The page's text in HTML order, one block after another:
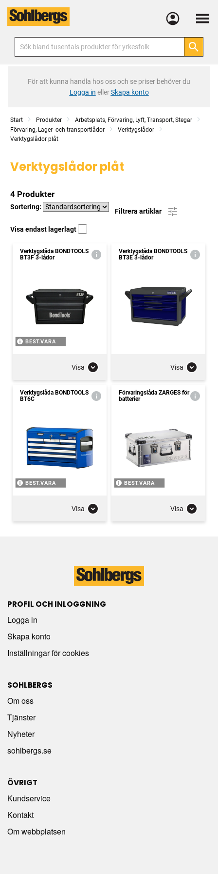
Meny
För att kunna handla hos oss och se priser behöver du
Logga in ellerSkapa konto
Start Produkter
Arbetsplats, Förvaring, Lyft, Transport, Stegar
Förvaring, Lager- och transportlådor
Verktygslådor
Verktygslådor plåt
Verktygslådor plåt
4 Produkter
Sortering:
Filtrera artiklar
Visa endast lagerlagt
Verktygslåda BONDTOOLS
BT3F 3-lådor
BEST.VARA
Visa
Verktygslåda BONDTOOLS
BT3E 3-lådor
Visa
Verktygslåda BONDTOOLS
BT6C
BEST.VARA
Visa
Förvaringslåda ZARGES för
batterier
BEST.VARA
Visa
PROFIL OCH INLOGGNING
Logga in
Skapa konto
Inställningar för cookies
SOHLBERGS
Om oss
Tjänster
Nyheter
sohlbergs.se
ÖVRIGT
Kundservice
Kontakt
Om webbplatsen